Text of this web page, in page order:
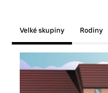
Velké skupiny Rodiny